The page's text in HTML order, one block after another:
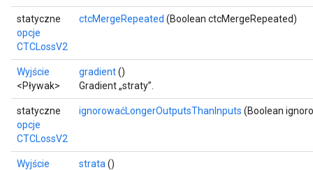
statyczne
opcje
CTCLossV2
ctcMergeRepeated (Boolean ctcMergeRepeated)
Wyjście
<Pływak>
gradient()
Gradient „straty”.
statyczne
opcje
CTCLossV2
ignorowaćLongerOutputsThanInputs (Boolean
Wyjście
strata ()